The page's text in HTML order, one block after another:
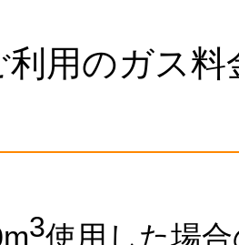
利用のガス
3使用した場